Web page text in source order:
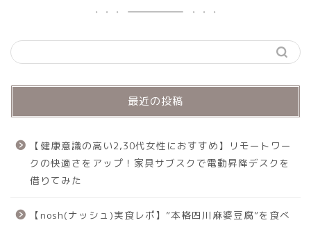
最近の投稿
【健康意識の高い2,30代女性におすすめ】リモートワー
クの快適さをアップ！家具サブスクで電動昇降デスクを
借りてみた
【nosh(ナッシュ)実食レポ】”本格四川麻婆豆腐”を食べ